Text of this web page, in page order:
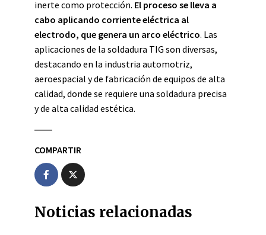
inerte como protección. El proceso se lleva a
cabo aplicando corriente eléctrica al
electrodo, que genera un arco eléctrico. Las
aplicaciones de la soldadura TIG son diversas,
destacando en la industria automotriz,
aeroespacial y de fabricación de equipos de alta
calidad, donde se requiere una soldadura precisa
y de alta calidad estética.
COMPARTIR
Noticias relacionadas